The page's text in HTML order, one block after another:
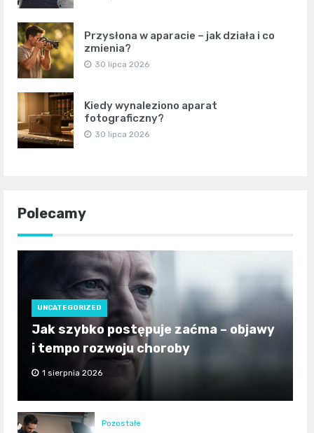
Przysłona w aparacie – jak działa i co
zmienia?
30 lipca 2026
Kiedy wynaleziono aparat
fotograficzny?
30 lipca 2026
Polecamy
UNCATEGORIZED
Jak szybko postępuje zaćma – objawy
i tempo rozwoju choroby
1 sierpnia 2026
Pozostałe